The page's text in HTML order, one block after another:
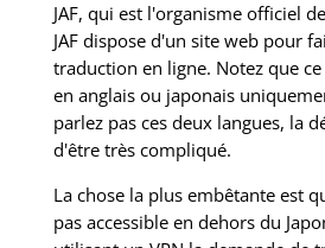
JAF, qui est l'organisme officiel
JAF dispose d'un site web pour
traduction en ligne. Notez que
en anglais ou japonais
parlez pas ces deux langues, la
d'être très compliqué.
La chose la plus embêtante est
pas accessible en dehors du